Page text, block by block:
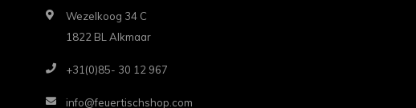
Wezelkoog 34 C
1822 BL Alkmaar
+31(0)85- 30 12 967
info@feuertischshop.com